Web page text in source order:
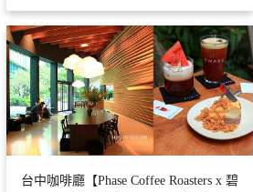
台中咖啡廳【Phase Coffee Roasters x 碧